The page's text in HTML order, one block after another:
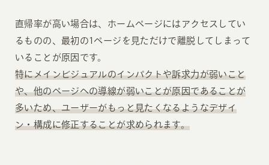
直帰率が高い場合は、ホームページにはアクセスしてい
るものの、最初の1ページを見ただけで離脱してしまって
いることが原因です。
特にメインビジュアルのインパクトや訴求力が弱いこと
や、他のページへの導線が弱いことが原因であることが
多いため、ユーザーがもっと見たくなるようなデザイ
ン・構成に修正することが求められます。